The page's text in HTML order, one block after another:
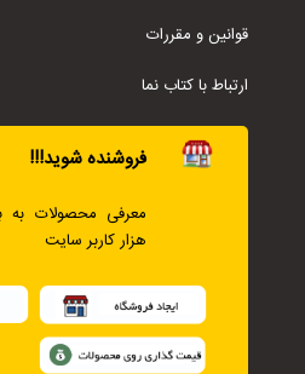
قوانین و مقررات
ارتباط با کتاب نما
فروشنده شوید!!!
هزار کاربر سایت